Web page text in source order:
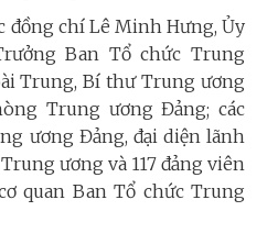
đồng chí Lê Minh Hưng, Ủy
Ban Tổ chức Trung
Trung, Bí thư Trung ương
Trung ương Đảng; các
ương Đảng, đại diện lãnh
ương và 117 đảng viên
quan Ban Tổ chức Trung